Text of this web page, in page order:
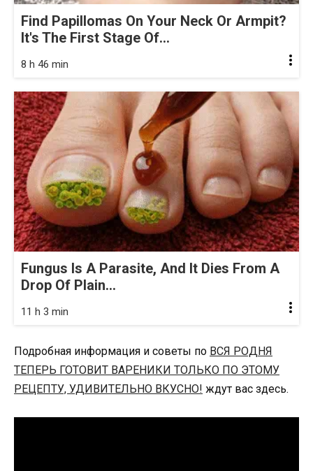
Find Papillomas On Your Neck Or Armpit?
It's The First Stage Of...
8 h 46 min
Fungus Is A Parasite, And It Dies From A
Drop Of Plain...
11 h 3 min
Подробная информация и советы по ВСЯ РОДНЯ
ТЕПЕРЬ ГОТОВИТ ВАРЕНИКИ ТОЛЬКО ПО ЭТОМУ
РЕЦЕПТУ, УДИВИТЕЛЬНО ВКУСНО! ждут вас здесь.